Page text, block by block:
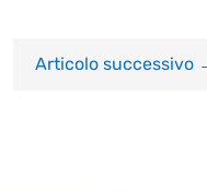
Articolo successivo